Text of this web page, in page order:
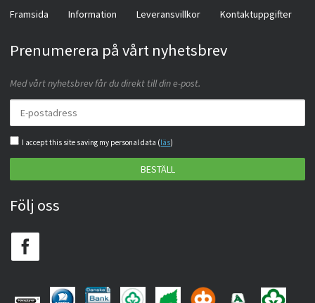
Framsida Information Leveransvillkor Kontaktuppgifter
Prenumerera på vårt nyhetsbrev
Med vårt nyhetsbrev får du direkt till din e-post.
I accept this site saving my personal data (läs)
BESTÄLL
Följ oss